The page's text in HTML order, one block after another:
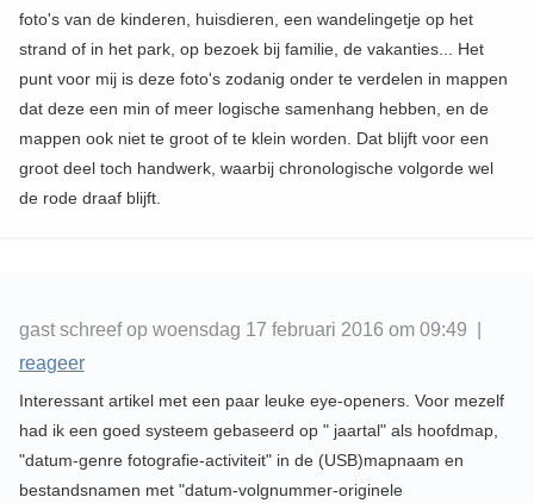
foto's van de kinderen, huisdieren, een wandelingetje op het
strand of in het park, op bezoek bij familie, de vakanties... Het
punt voor mij is deze foto's zodanig onder te verdelen in mappen
dat deze een min of meer logische samenhang hebben, en de
mappen ook niet te groot of te klein worden. Dat blijft voor een
groot deel toch handwerk, waarbij chronologische volgorde wel
de rode draaf blijft.
gast schreef op woensdag 17 februari 2016 om 09:49 |
reageer
Interessant artikel met een paar leuke eye-openers. Voor mezelf
had ik een goed systeem gebaseerd op " jaartal" als hoofdmap,
"datum-genre fotografie-activiteit" in de (USB)mapnaam en
bestandsnamen met "datum-volgnummer-originele